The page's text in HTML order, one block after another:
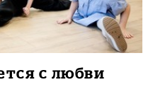
с любви